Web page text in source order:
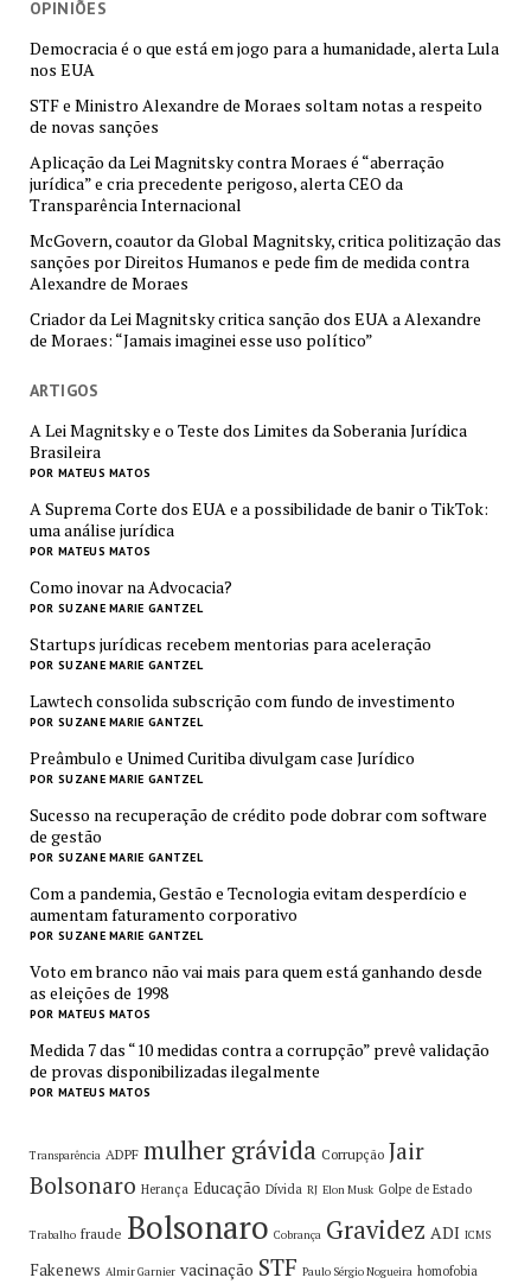
OPINIÕES
Democracia é o que está em jogo para a humanidade, alerta Lula
nos EUA
STF e Ministro Alexandre de Moraes soltam notas a respeito
de novas sanções
Aplicação da Lei Magnitsky contra Moraes é “aberração
jurídica” e cria precedente perigoso, alerta CEO da
Transparência Internacional
McGovern, coautor da Global Magnitsky, critica politização das
sanções por Direitos Humanos e pede fim de medida contra
Alexandre de Moraes
Criador da Lei Magnitsky critica sanção dos EUA a Alexandre
de Moraes: “Jamais imaginei esse uso político”
ARTIGOS
A Lei Magnitsky e o Teste dos Limites da Soberania Jurídica
Brasileira
POR MATEUS MATOS
A Suprema Corte dos EUA e a possibilidade de banir o TikTok:
uma análise jurídica
POR MATEUS MATOS
Como inovar na Advocacia?
POR SUZANE MARIE GANTZEL
Startups jurídicas recebem mentorias para aceleração
POR SUZANE MARIE GANTZEL
Lawtech consolida subscrição com fundo de investimento
POR SUZANE MARIE GANTZEL
Preâmbulo e Unimed Curitiba divulgam case Jurídico
POR SUZANE MARIE GANTZEL
Sucesso na recuperação de crédito pode dobrar com software
de gestão
POR SUZANE MARIE GANTZEL
Com a pandemia, Gestão e Tecnologia evitam desperdício e
aumentam faturamento corporativo
POR SUZANE MARIE GANTZEL
Voto em branco não vai mais para quem está ganhando desde
as eleições de 1998
POR MATEUS MATOS
Medida 7 das “10 medidas contra a corrupção” prevê validação
de provas disponibilizadas ilegalmente
POR MATEUS MATOS
Transparência ADPF mulher grávida Corrupção Jair
Bolsonaro Herança Educação Dívida RJ Elon Musk Golpe de Estado
Trabalho fraude Bolsonaro Cobrança Gravidez ADI ICMS
Fakenews Almir Garnier vacinação STF Paulo Sérgio Nogueira homofobia